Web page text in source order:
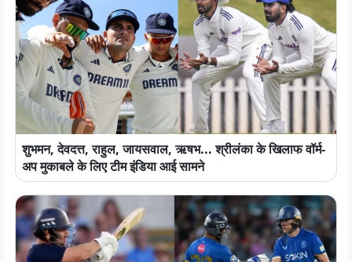
शुभमन, देवदत्त, राहुल, जायसवाल, ऋषभ... श्रीलंका के खिलाफ वॉर्म-
अप मुकाबले के लिए टीम इंडिया आई सामने